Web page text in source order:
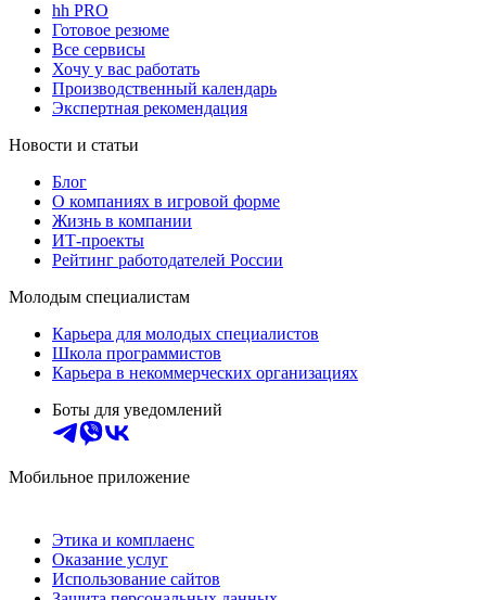
hh PRO
Готовое резюме
Все сервисы
Хочу у вас работать
Производственный календарь
Экспертная рекомендация
Новости и статьи
Блог
О компаниях в игровой форме
Жизнь в компании
ИТ-проекты
Рейтинг работодателей России
Молодым специалистам
Карьера для молодых специалистов
Школа программистов
Карьера в некоммерческих организациях
Боты для уведомлений
Мобильное приложение
Этика и комплаенс
Оказание услуг
Использование сайтов